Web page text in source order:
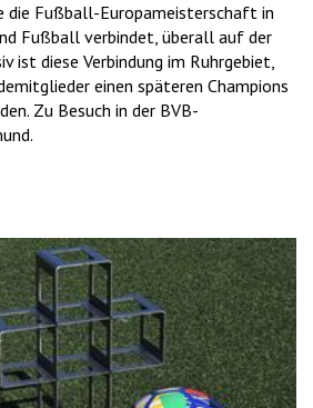
Fußball-Europameisterschaft in
Fußball verbindet, überall auf der
ist diese Verbindung im Ruhrgebiet,
einen späteren Champions
Zu Besuch in der BVB-